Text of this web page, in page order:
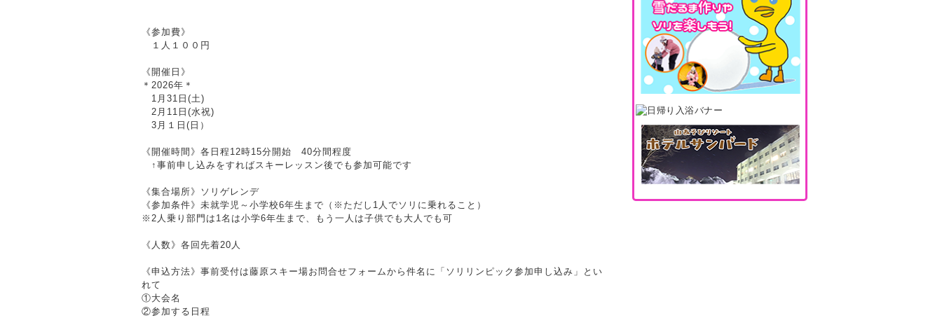
《参加費》
１人１００円
《開催日》
＊2026年＊
1月31日(土)
2月11日(水祝)
3月１日(日）
《開催時間》各日程12時15分開始 40分間程度
↑事前申し込みをすればスキーレッスン後でも参加可能です
《集合場所》ソリゲレンデ
《参加条件》未就学児～小学校6年生まで（※ただし1人でソリに乗れること）
※2人乗り部門は1名は小学6年生まで、もう一人は子供でも大人でも可
《人数》各回先着20人
《申込方法》事前受付は藤原スキー場お問合せフォームから件名に「ソリリンピック参加申し込み」とい
れて
①大会名
②参加する日程